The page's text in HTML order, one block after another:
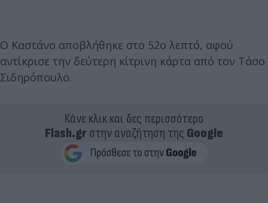
Ο Καστάνο αποβλήθηκε στο 52ο λεπτό, αφού
αντίκρισε την δεύτερη κίτρινη κάρτα από τον Τάσο
Σιδηρόπουλο.
Κάνε κλικ και δες περισσότερο
Flash.grστην αναζήτηση της Google